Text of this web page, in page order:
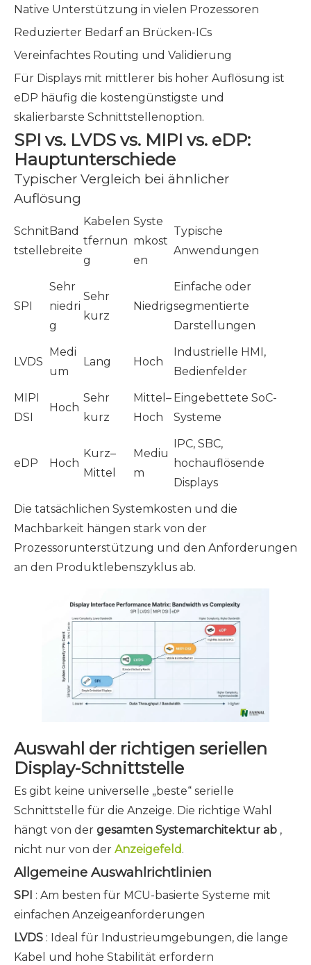
Native Unterstützung in vielen Prozessoren
Reduzierter Bedarf an Brücken-ICs
Vereinfachtes Routing und Validierung
Für Displays mit mittlerer bis hoher Auflösung ist
eDP häufig die kostengünstigste und
skalierbarste Schnittstellenoption.
SPI vs. LVDS vs. MIPI vs. eDP:
Hauptunterschiede
Typischer Vergleich bei ähnlicher
Auflösung
Schnit
tstelle
Band
breite
Kabelen
tfernun
g
Syste
mkost
en
Typische
Anwendungen
SPI
Sehr
niedri
g
Sehr
kurz
Niedrig
Einfache oder
segmentierte
Darstellungen
LVDS
Medi
um
Lang Hoch
Industrielle HMI,
Bedienfelder
MIPI
DSI
Hoch
Sehr
kurz
Mittel–
Hoch
Eingebettete SoC-
Systeme
eDP Hoch
Kurz–
Mittel
Mediu
m
IPC, SBC,
hochauflösende
Displays
Die tatsächlichen Systemkosten und die
Machbarkeit hängen stark von der
Prozessorunterstützung und den Anforderungen
an den Produktlebenszyklus ab.
Auswahl der richtigen seriellen
Display-Schnittstelle
Es gibt keine universelle „beste“ serielle
Schnittstelle für die Anzeige. Die richtige Wahl
hängt von der gesamten Systemarchitektur ab ,
nicht nur von der Anzeigefeld.
Allgemeine Auswahlrichtlinien
SPI : Am besten für MCU-basierte Systeme mit
einfachen Anzeigeanforderungen
LVDS : Ideal für Industrieumgebungen, die lange
Kabel und hohe Stabilität erfordern